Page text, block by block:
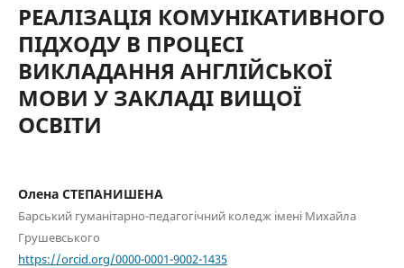
РЕАЛІЗАЦІЯ КОМУНІКАТИВНОГО
ПІДХОДУ В ПРОЦЕСІ
ВИКЛАДАННЯ АНГЛІЙСЬКОЇ
МОВИ У ЗАКЛАДІ ВИЩОЇ
ОСВІТИ
Олена СТЕПАНИШЕНА
Барський гуманітарно-педагогічний коледж імені Михайла
Грушевського
https://orcid.org/0000-0001-9002-1435